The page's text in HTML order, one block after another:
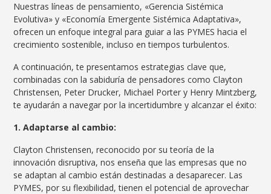
Nuestras líneas de pensamiento, «Gerencia Sistémica
Evolutiva» y «Economía Emergente Sistémica Adaptativa»,
ofrecen un enfoque integral para guiar a las PYMES hacia el
crecimiento sostenible, incluso en tiempos turbulentos.
A continuación, te presentamos estrategias clave que,
combinadas con la sabiduría de pensadores como Clayton
Christensen, Peter Drucker, Michael Porter y Henry Mintzberg,
te ayudarán a navegar por la incertidumbre y alcanzar el éxito:
1. Adaptarse al cambio:
Clayton Christensen, reconocido por su teoría de la
innovación disruptiva, nos enseña que las empresas que no
se adaptan al cambio están destinadas a desaparecer. Las
PYMES, por su flexibilidad, tienen el potencial de aprovechar